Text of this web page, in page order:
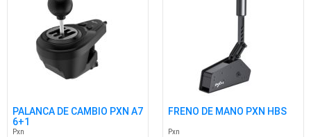
PALANCA DE CAMBIO PXN A7
6+1
Pxn
FRENO DE MANO PXN HBS
Pxn